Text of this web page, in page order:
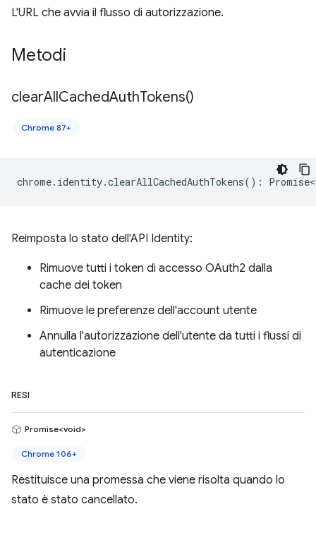
L'URL che avvia il flusso di autorizzazione.
Metodi
clearAllCachedAuthTokens()
Chrome 87+
chrome. identity.clearAllCachedAuthTokens() :
Reimposta lo stato dell'API Identity:
Rimuove tutti i token di accesso OAuth2 dalla
cache dei token
Rimuove le preferenze dell'account utente
Annulla l'autorizzazione dell'utente da tutti i flussi di
autenticazione
RESI
Promise<void>
Chrome 106+
Restituisce una promessa che viene risolta quando lo
stato è stato cancellato.